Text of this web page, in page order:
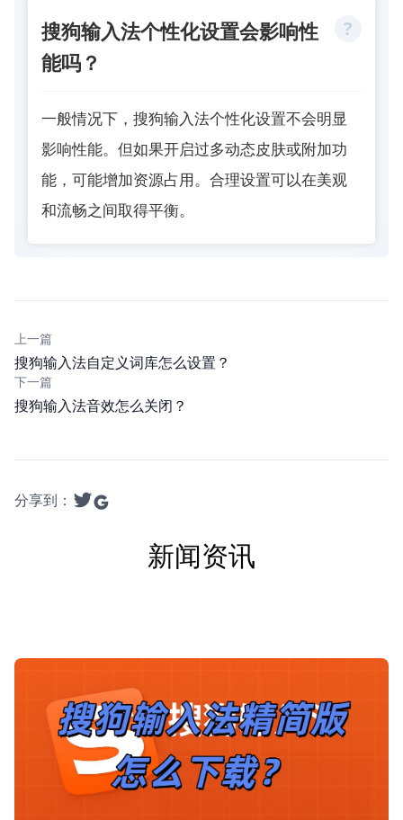
搜狗输入法个性化设置会影响性
能吗？
一般情况下，搜狗输入法个性化设置不会明显
影响性能。但如果开启过多动态皮肤或附加功
能，可能增加资源占用。合理设置可以在美观
和流畅之间取得平衡。
上一篇
搜狗输入法自定义词库怎么设置？
下一篇
搜狗输入法音效怎么关闭？
分享到：
新闻资讯